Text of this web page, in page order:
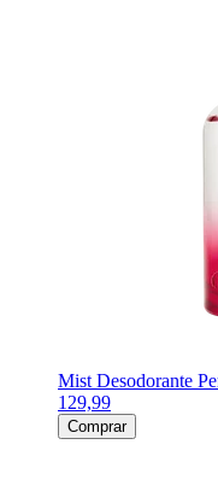
Mist Desodorante
129,99
Comprar